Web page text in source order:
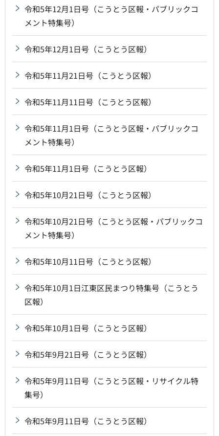
令和5年12月1日号（こうとう区報・パブリックコ
メント特集号）
令和5年12月1日号（こうとう区報）
令和5年11月21日号（こうとう区報）
令和5年11月11日号（こうとう区報）
令和5年11月1日号（こうとう区報・パブリックコ
メント特集号）
令和5年11月1日号（こうとう区報）
令和5年10月21日号（こうとう区報）
令和5年10月21日号（こうとう区報・パブリックコ
メント特集号）
令和5年10月11日号（こうとう区報）
令和5年10月1日江東区民まつり特集号（こうとう
区報）
令和5年10月1日号（こうとう区報）
令和5年9月21日号（こうとう区報）
令和5年9月11日号（こうとう区報・リサイクル特
集号）
令和5年9月11日号（こうとう区報）